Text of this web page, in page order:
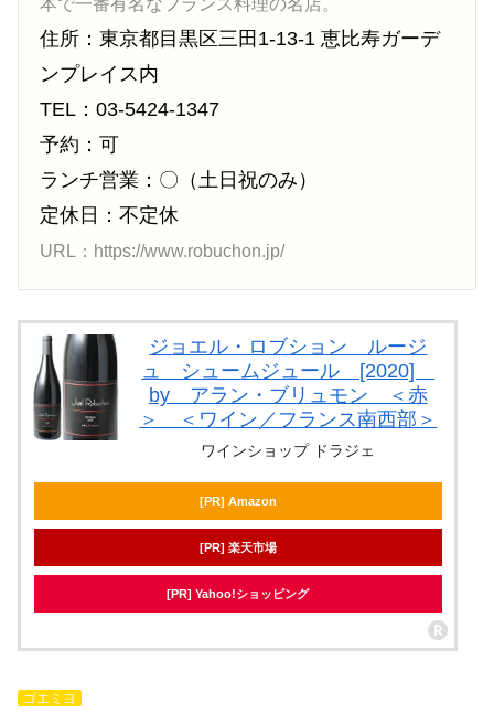
本で一番有名なフランス料理の名店。
住所：東京都目黒区三田1-13-1 恵比寿ガーデ
ンプレイス内
TEL：03-5424-1347
予約：可
ランチ営業：〇（土日祝のみ）
定休日：不定休
URL：https://www.robuchon.jp/
ジョエル・ロブション ルージ
ュ シュームジュール [2020]
by アラン・ブリュモン ＜赤
＞ ＜ワイン／フランス南西部＞
ワインショップ ドラジェ
[PR] Amazon
[PR] 楽天市場
[PR] Yahoo!ショッピング
ゴエミヨ